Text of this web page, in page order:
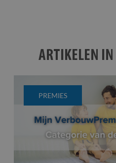
ARTIKELEN IN
PREMIES